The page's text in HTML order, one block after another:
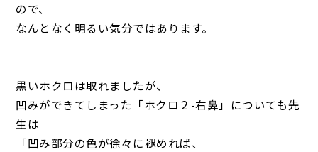
ので、
なんとなく明るい気分ではあります。
黒いホクロは取れましたが、
凹みができてしまった「ホクロ２-右鼻」についても先
生は
「凹み部分の色が徐々に褪めれば、